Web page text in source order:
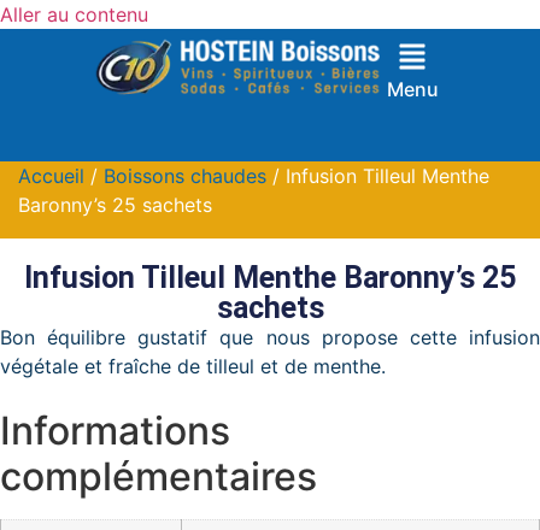
Aller au contenu
Menu
Accueil / Boissons chaudes / Infusion Tilleul Menthe
Baronny’s 25 sachets
Infusion Tilleul Menthe Baronny’s 25
sachets
Bon équilibre gustatif que nous propose cette infusion
végétale et fraîche de tilleul et de menthe.
Informations
complémentaires